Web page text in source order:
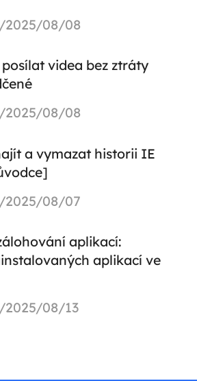
/2025/08/08
videa bez ztráty
/2025/08/08
a vymazat historii IE
/2025/08/07
aplikací:
aplikací ve
/2025/08/13